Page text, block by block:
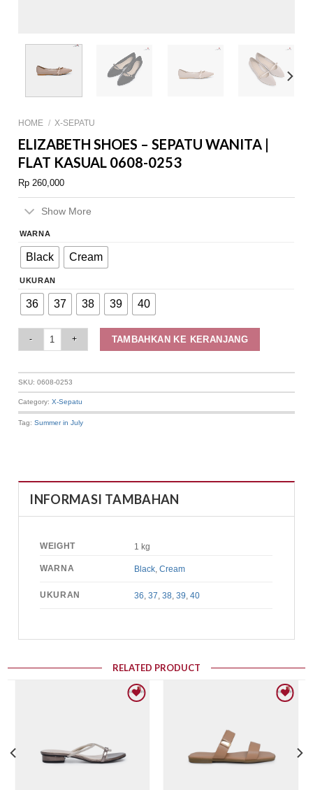
HOME / X-SEPATU
ELIZABETH SHOES – SEPATU WANITA |
FLAT KASUAL 0608-0253
Rp 260,000
Show More
WARNA
Black Cream
UKURAN
36 37 38 39 40
TAMBAHKAN KE KERANJANG
SKU:0608-0253
Category:X-Sepatu
Tag:Summer in July
INFORMASI TAMBAHAN
WEIGHT 1 kg
WARNA Black ,Cream
UKURAN 36 ,37 ,38 ,39 ,40
RELATED PRODUCT